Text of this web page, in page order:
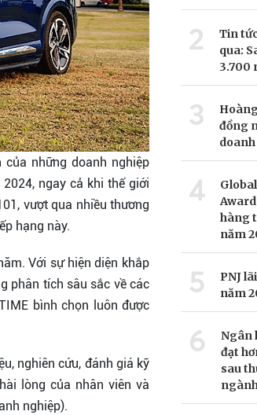
những doanh nghiệp
ngay cả khi thế giới
vượt qua nhiều thương
hạng này.
Với sự hiện diện khắp
phân tích sâu sắc về các
bình chọn luôn được
nghiên cứu, đánh giá kỹ
lòng của nhân viên và
nghiệp).
2
Tin
qua:
3.700
3
đồng
4
hàng
năm
5
PNJ
năm
6
Ngân
đạt
sau